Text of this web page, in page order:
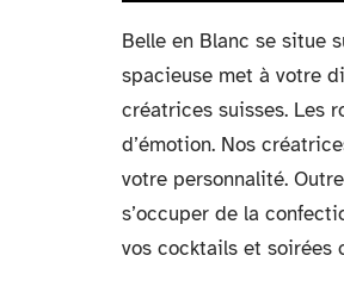
Belle en Blanc se situe
spacieuse met à votre
créatrices suisses. Les
d’émotion. Nos
votre personnalité.
s’occuper de la
vos cocktails et soirées